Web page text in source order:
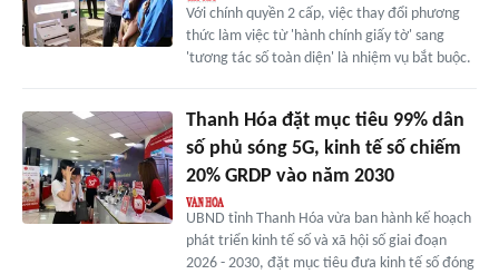
Với chính quyền 2 cấp, việc thay đổi phương
thức làm việc từ 'hành chính giấy tờ' sang
'tương tác số toàn diện' là nhiệm vụ bắt buộc.
Thanh Hóa đặt mục tiêu 99% dân
số phủ sóng 5G, kinh tế số chiếm
20% GRDP vào năm 2030
UBND tỉnh Thanh Hóa vừa ban hành kế hoạch
phát triển kinh tế số và xã hội số giai đoạn
2026 - 2030, đặt mục tiêu đưa kinh tế số đóng